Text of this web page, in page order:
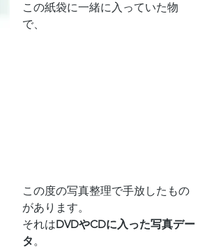
この紙袋に一緒に入っていた物
で、
この度の写真整理で手放したもの
があります。
それはDVDやCDに入った写真デー
タ。